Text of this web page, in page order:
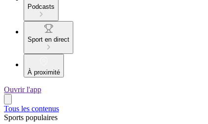
Podcasts
Sport en direct
À proximité
Ouvrir l'app
Tous les contenus
Sports populaires